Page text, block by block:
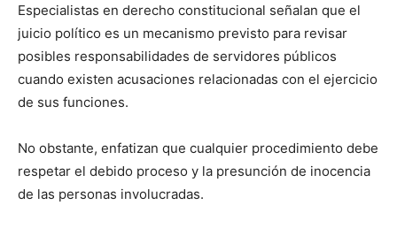
Especialistas en derecho constitucional señalan que el
juicio político es un mecanismo previsto para revisar
posibles responsabilidades de servidores públicos
cuando existen acusaciones relacionadas con el ejercicio
de sus funciones.
No obstante, enfatizan que cualquier procedimiento debe
respetar el debido proceso y la presunción de inocencia
de las personas involucradas.